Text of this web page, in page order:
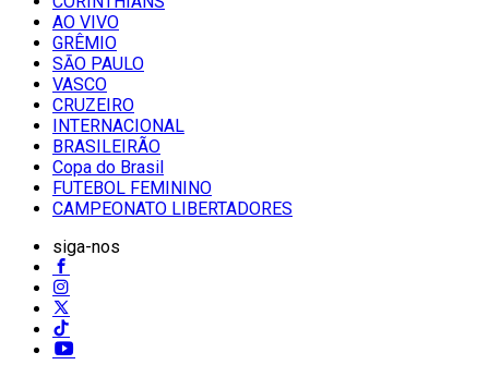
AO VIVO
GRÊMIO
SĀO PAULO
VASCO
CRUZEIRO
INTERNACIONAL
BRASILEIRÃO
Copa do Brasil
FUTEBOL FEMININO
CAMPEONATO LIBERTADORES
siga-nos